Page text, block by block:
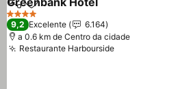
PartilharAdicionar aos favoritos
4 Estrelas
9,2 Excelente
6.164
a 0.6 km de Centro da cidade
Restaurante HarboursideVer preços